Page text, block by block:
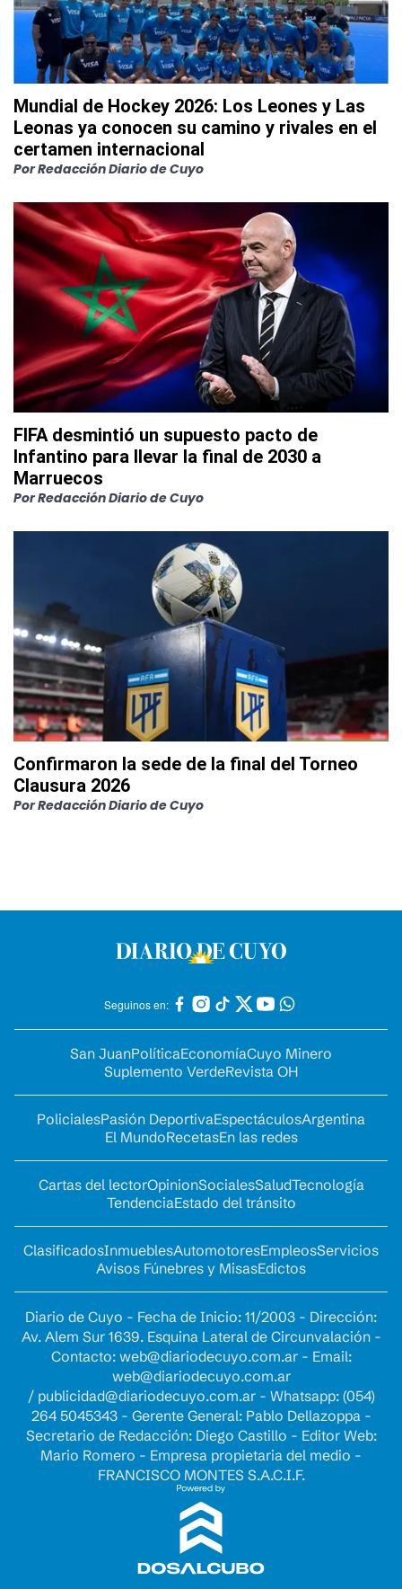
Mundial de Hockey 2026: Los Leones y Las
Leonas ya conocen su camino y rivales en el
certamen internacional
PorRedacción Diario de Cuyo
FIFA desmintió un supuesto pacto de
Infantino para llevar la final de 2030 a
Marruecos
PorRedacción Diario de Cuyo
Confirmaron la sede de la final del Torneo
Clausura 2026
PorRedacción Diario de Cuyo
Seguinos en:
San JuanPolíticaEconomíaCuyo Minero
Suplemento VerdeRevista OH
PolicialesPasión DeportivaEspectáculosArgentina
El MundoRecetasEn las redes
Cartas del lectorOpinionSocialesSaludTecnología
TendenciaEstado del tránsito
ClasificadosInmueblesAutomotoresEmpleosServicios
Avisos Fúnebres y MisasEdictos
Diario de Cuyo - Fecha de Inicio: 11/2003 - Dirección:
Av. Alem Sur 1639. Esquina Lateral de Circunvalación -
Contacto: web@diariodecuyo.com.ar- Email:
web@diariodecuyo.com.ar
/ publicidad@diariodecuyo.com.ar- Whatsapp: (054)
264 5045343 - Gerente General: Pablo Dellazoppa -
Secretario de Redacción: Diego Castillo - Editor Web:
Mario Romero - Empresa propietaria del medio -
FRANCISCO MONTES S.A.C.I.F.